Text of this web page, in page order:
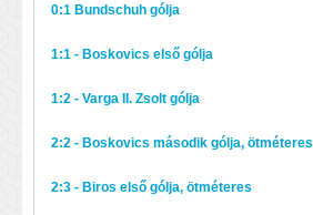
0:1 Bundschuh gólja
1:1 - Boskovics első gólja
1:2 - Varga II. Zsolt gólja
2:2 - Boskovics második gólja, ötméteres
2:3 - Biros első gólja, ötméteres